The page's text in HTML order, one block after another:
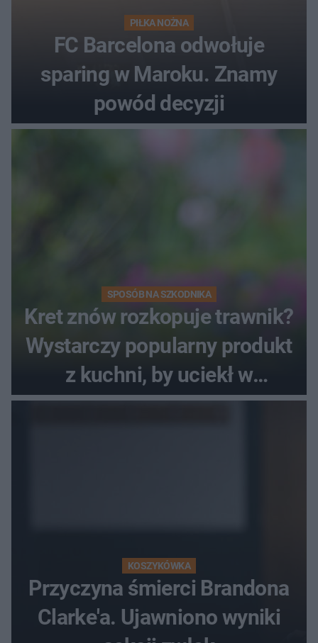
PIŁKA NOŻNA
FC Barcelona odwołuje
sparing w Maroku. Znamy
powód decyzji
SPOSÓB NA SZKODNIKA
Kret znów rozkopuje trawnik?
Wystarczy popularny produkt
z kuchni, by uciekł w
popłochu
KOSZYKÓWKA
Przyczyna śmierci Brandona
Clarke'a. Ujawniono wyniki